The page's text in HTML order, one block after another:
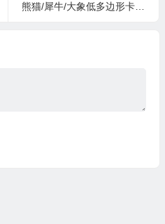
熊猫/犀牛/大象低多边形卡通动物模型动画合集 – 01